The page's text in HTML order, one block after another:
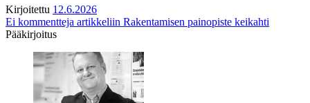
Kirjoitettu 12.6.2026
Ei kommentteja artikkeliin Rakentamisen painopiste keikahti
Pääkirjoitus